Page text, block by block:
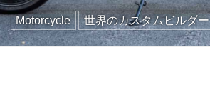
Motorcycle 世界のカスタムビルダー